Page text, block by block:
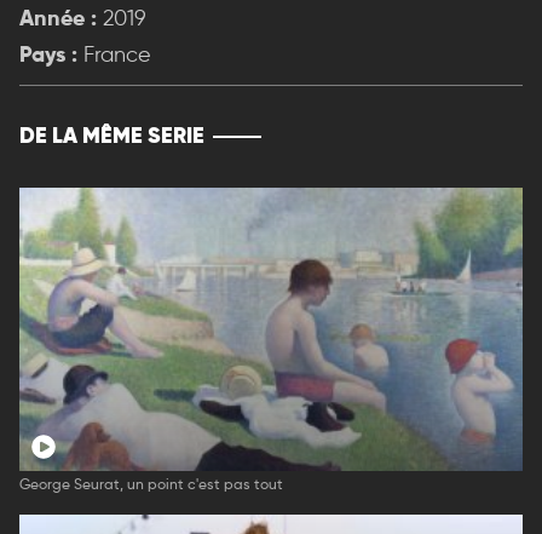
Année : 2019
Pays : France
DE LA MÊME SERIE
George Seurat, un point c'est pas tout